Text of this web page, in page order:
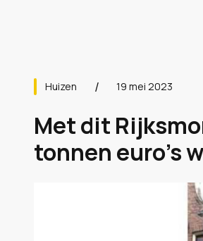
Huizen 19 mei 2023
Met dit
tonnen euro's